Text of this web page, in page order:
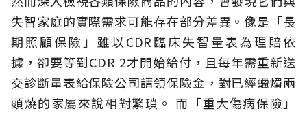
失智家庭的實際需求可能存在部分差異。像是「長
期照顧保險」雖以CDR臨床失智量表為理賠依
據，卻要等到CDR 2才開始給付，且每年需重新送
交診斷量表給保險公司請領保險金，對已經蠟燭兩
頭燒的家屬來說相對繁瑣。 而「重大傷病保險」